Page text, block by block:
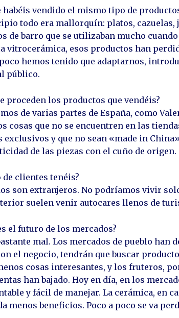
habéis vendido el mismo tipo de
todo era mallorquín: platos, cazuelas,
de barro que se utilizaban mucho
vitrocerámica, esos productos han
hemos tenido que adaptarnos,
público.
proceden los productos que vendéis?
de varias partes de España, como
cosas que no se encuentren en las
exclusivos y que no sean «made in
de las piezas con el cuño de origen.
de clientes tenéis?
son extranjeros. No podríamos vivir
suelen venir autocares llenos de
el futuro de los mercados?
mal. Los mercados de pueblo han
el negocio, tendrán que buscar
cosas interesantes, y los fruteros,
han bajado. Hoy en día, en los
y fácil de manejar. La cerámica, en
menos beneficios. Poco a poco se va